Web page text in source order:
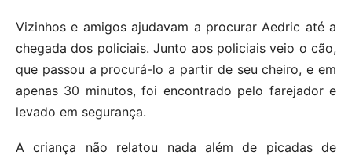
Vizinhos e amigos ajudavam a procurar Aedric até a
chegada dos policiais. Junto aos policiais veio o cão,
que passou a procurá-lo a partir de seu cheiro, e em
apenas 30 minutos, foi encontrado pelo farejador e
levado em segurança.
A criança não relatou nada além de picadas de